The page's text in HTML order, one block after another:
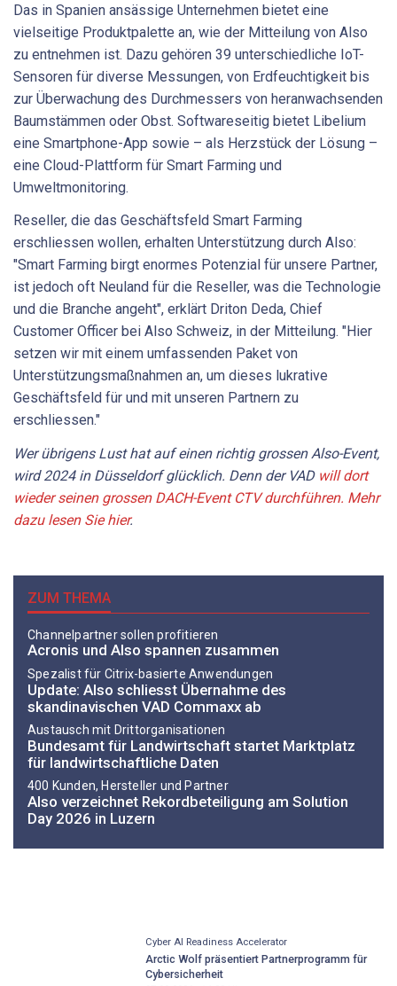
Das in Spanien ansässige Unternehmen bietet eine
vielseitige Produktpalette an, wie der Mitteilung von Also
zu entnehmen ist. Dazu gehören 39 unterschiedliche IoT-
Sensoren für diverse Messungen, von Erdfeuchtigkeit bis
zur Überwachung des Durchmessers von heranwachsenden
Baumstämmen oder Obst. Softwareseitig bietet Libelium
eine Smartphone-App sowie – als Herzstück der Lösung –
eine Cloud-Plattform für Smart Farming und
Umweltmonitoring.
Reseller, die das Geschäftsfeld Smart Farming
erschliessen wollen, erhalten Unterstützung durch Also:
"Smart Farming birgt enormes Potenzial für unsere Partner,
ist jedoch oft Neuland für die Reseller, was die Technologie
und die Branche angeht", erklärt Driton Deda, Chief
Customer Officer bei Also Schweiz, in der Mitteilung. "Hier
setzen wir mit einem umfassenden Paket von
Unterstützungsmaßnahmen an, um dieses lukrative
Geschäftsfeld für und mit unseren Partnern zu
erschliessen."
Wer übrigens Lust hat auf einen richtig grossen Also-Event,
wird 2024 in Düsseldorf glücklich. Denn der VAD will dort
wieder seinen grossen DACH-Event CTV durchführen. Mehr
dazu lesen Sie hier.
ZUM THEMA
Channelpartner sollen profitieren
Acronis und Also spannen zusammen
Spezalist für Citrix-basierte Anwendungen
Update: Also schliesst Übernahme des
skandinavischen VAD Commaxx ab
Austausch mit Drittorganisationen
Bundesamt für Landwirtschaft startet Marktplatz
für landwirtschaftliche Daten
400 Kunden, Hersteller und Partner
Also verzeichnet Rekordbeteiligung am Solution
Day 2026 in Luzern
Cyber AI Readiness Accelerator
Arctic Wolf präsentiert Partnerprogramm für
Cybersicherheit